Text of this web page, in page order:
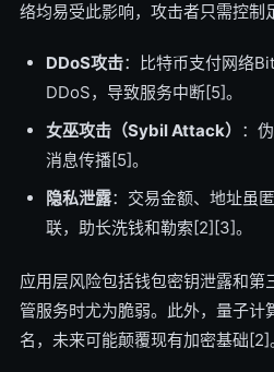
络均易受此影响，攻击者只需控制
DDoS攻击：比特币支付网络
DDoS，导致服务中断[5]。
女巫攻击（Sybil Attack） ：
消息传播[5]。
隐私泄露：交易金额、地址虽
联，助长洗钱和勒索[2][3]。
应用层风险包括钱包密钥泄露和第
管服务时尤为脆弱。此外，量子计
名，未来可能颠覆现有加密基础[2]